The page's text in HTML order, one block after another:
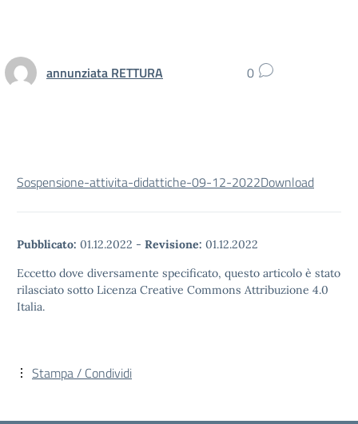
annunziata RETTURA 0
Sospensione-attivita-didattiche-09-12-2022Download
Pubblicato: 01.12.2022 - Revisione: 01.12.2022
Eccetto dove diversamente specificato, questo articolo è stato
rilasciato sotto Licenza Creative Commons Attribuzione 4.0
Italia.
Stampa / Condividi